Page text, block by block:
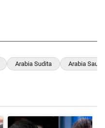
Arabia Sudita Arabia Saudí
"Inflación: economistas
Un artículo de tendencia